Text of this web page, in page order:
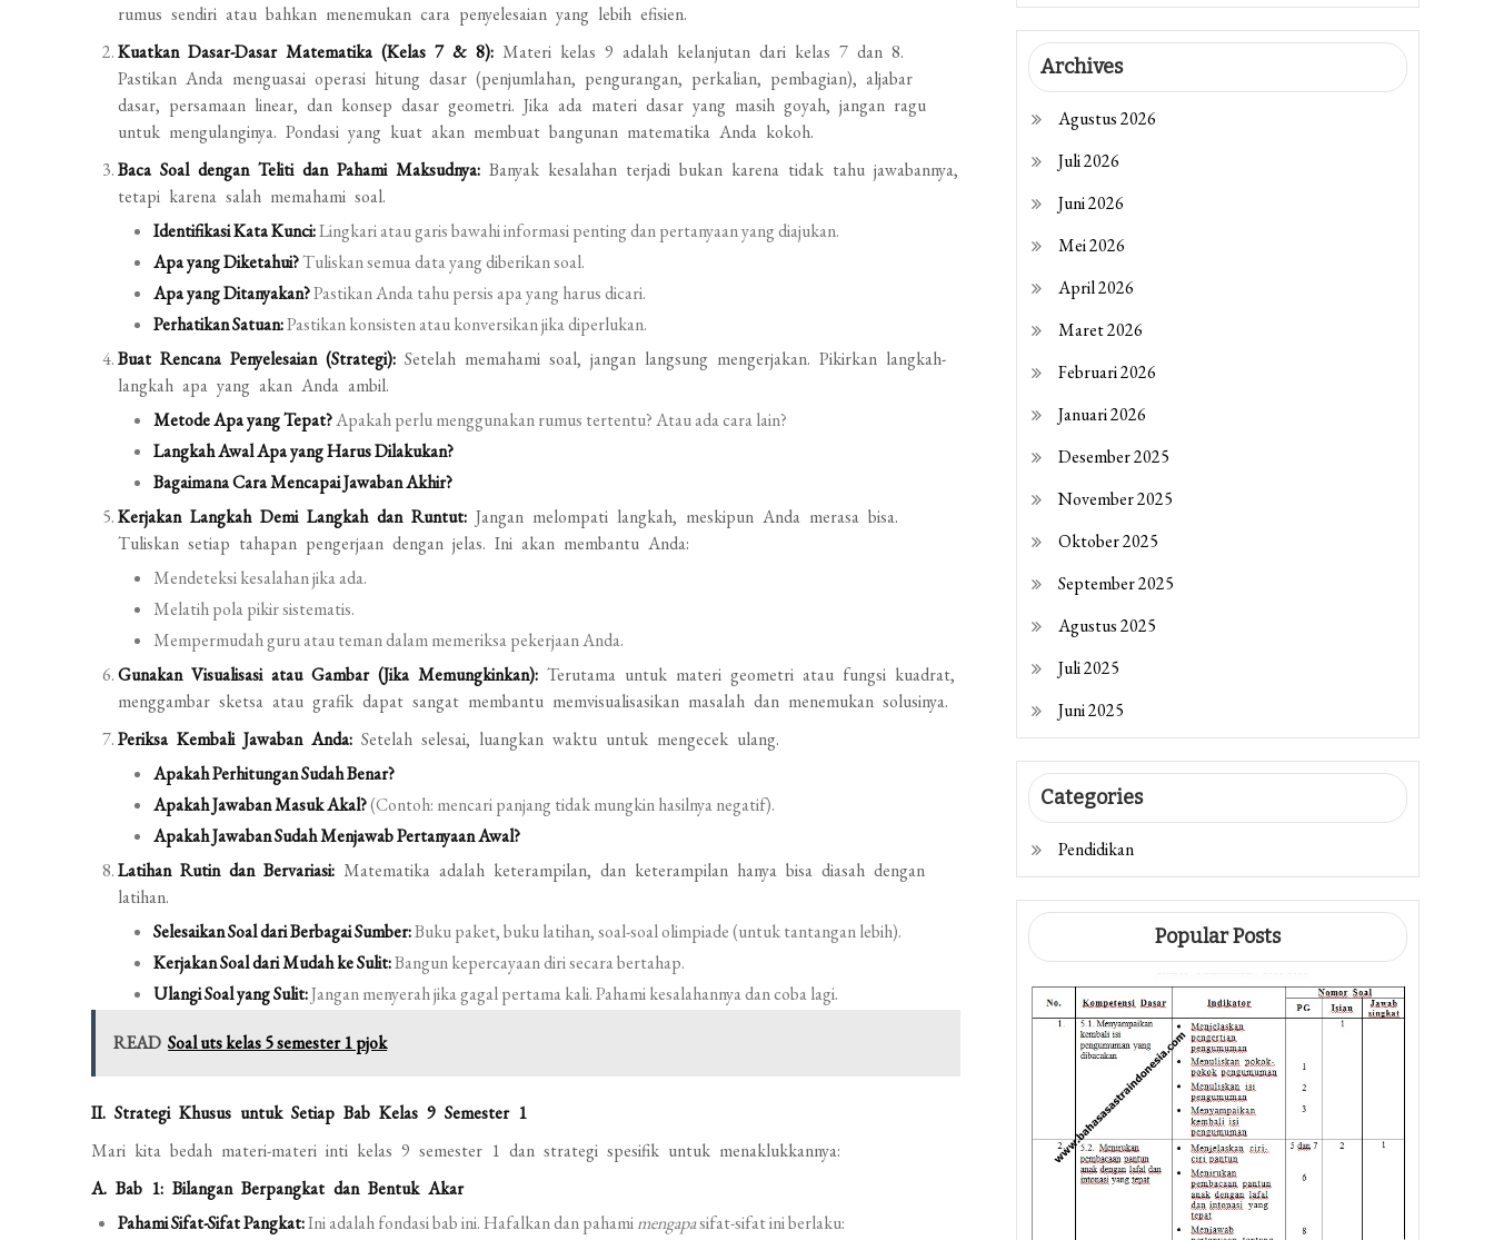
rumus sendiri atau bahkan menemukan cara penyelesaian yang lebih efisien.
Kuatkan Dasar-Dasar Matematika (Kelas 7 & 8): Materi kelas 9 adalah kelanjutan dari kelas 7 dan 8.
Pastikan Anda menguasai operasi hitung dasar (penjumlahan, pengurangan, perkalian, pembagian), aljabar
dasar, persamaan linear, dan konsep dasar geometri. Jika ada materi dasar yang masih goyah, jangan ragu
untuk mengulanginya. Pondasi yang kuat akan membuat bangunan matematika Anda kokoh.
Baca Soal dengan Teliti dan Pahami Maksudnya: Banyak kesalahan terjadi bukan karena tidak tahu jawabannya,
tetapi karena salah memahami soal.
Identifikasi Kata Kunci:Lingkari atau garis bawahi informasi penting dan pertanyaan yang diajukan.
Apa yang Diketahui?Tuliskan semua data yang diberikan soal.
Apa yang Ditanyakan?Pastikan Anda tahu persis apa yang harus dicari.
Perhatikan Satuan:Pastikan konsisten atau konversikan jika diperlukan.
Buat Rencana Penyelesaian (Strategi): Setelah memahami soal, jangan langsung mengerjakan. Pikirkan langkah-
langkah apa yang akan Anda ambil.
Metode Apa yang Tepat?Apakah perlu menggunakan rumus tertentu? Atau ada cara lain?
Langkah Awal Apa yang Harus Dilakukan?
Bagaimana Cara Mencapai Jawaban Akhir?
Kerjakan Langkah Demi Langkah dan Runtut: Jangan melompati langkah, meskipun Anda merasa bisa.
Tuliskan setiap tahapan pengerjaan dengan jelas. Ini akan membantu Anda:
Mendeteksi kesalahan jika ada.
Melatih pola pikir sistematis.
Mempermudah guru atau teman dalam memeriksa pekerjaan Anda.
Gunakan Visualisasi atau Gambar (Jika Memungkinkan): Terutama untuk materi geometri atau fungsi kuadrat,
menggambar sketsa atau grafik dapat sangat membantu memvisualisasikan masalah dan menemukan solusinya.
Periksa Kembali Jawaban Anda: Setelah selesai, luangkan waktu untuk mengecek ulang.
Apakah Perhitungan Sudah Benar?
Apakah Jawaban Masuk Akal?(Contoh: mencari panjang tidak mungkin hasilnya negatif).
Apakah Jawaban Sudah Menjawab Pertanyaan Awal?
Latihan Rutin dan Bervariasi: Matematika adalah keterampilan, dan keterampilan hanya bisa diasah dengan
latihan.
Selesaikan Soal dari Berbagai Sumber:Buku paket, buku latihan, soal-soal olimpiade (untuk tantangan lebih).
Kerjakan Soal dari Mudah ke Sulit:Bangun kepercayaan diri secara bertahap.
Ulangi Soal yang Sulit:Jangan menyerah jika gagal pertama kali. Pahami kesalahannya dan coba lagi.
READ Soal uts kelas 5 semester 1 pjok
II. Strategi Khusus untuk Setiap Bab Kelas 9 Semester 1
Mari kita bedah materi-materi inti kelas 9 semester 1 dan strategi spesifik untuk menaklukkannya:
A. Bab 1: Bilangan Berpangkat dan Bentuk Akar
Pahami Sifat-Sifat Pangkat:Ini adalah fondasi bab ini. Hafalkan dan pahamimengapasifat-sifat ini berlaku:
Archives
Agustus 2026
Juli 2026
Juni 2026
Mei 2026
April 2026
Maret 2026
Februari 2026
Januari 2026
Desember 2025
November 2025
Oktober 2025
September 2025
Agustus 2025
Juli 2025
Juni 2025
Categories
Pendidikan
Popular Posts